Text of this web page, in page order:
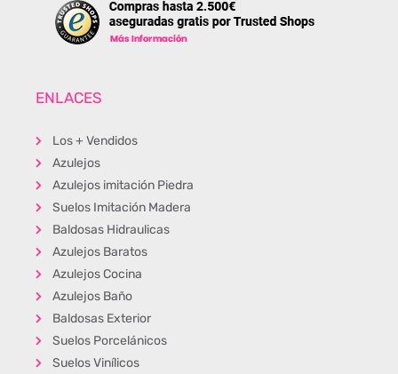
ENLACES
Los + Vendidos
Azulejos
Azulejos imitación Piedra
Suelos Imitación Madera
Baldosas Hidraulicas
Azulejos Baratos
Azulejos Cocina
Azulejos Baño
Baldosas Exterior
Suelos Porcelánicos
Suelos Vinílicos